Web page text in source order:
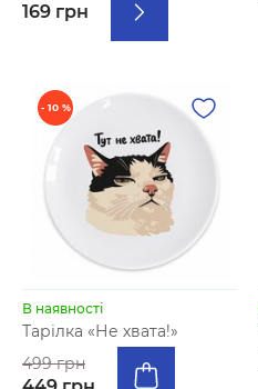
169 грн
- 10 %
В наявності
Тарілка «Не хвата!»
499 грн